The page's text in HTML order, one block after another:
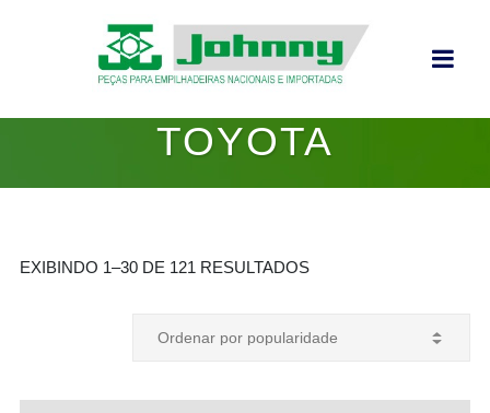
TOYOTA
EXIBINDO 1–30 DE 121 RESULTADOS